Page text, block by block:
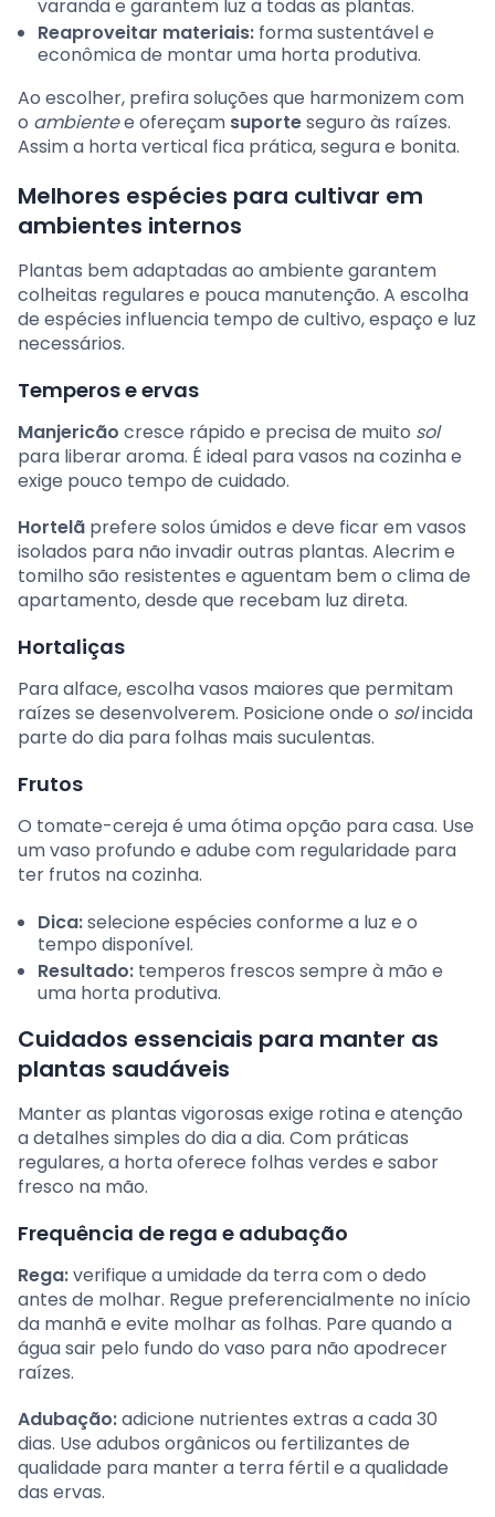
varanda e garantem luz a todas as plantas.
Reaproveitar materiais: forma sustentável e
econômica de montar uma horta produtiva.
Ao escolher, prefira soluções que harmonizem com
o ambientee ofereçam suporteseguro às raízes.
Assim a horta vertical fica prática, segura e bonita.
Melhores espécies para cultivar em
ambientes internos
Plantas bem adaptadas ao ambiente garantem
colheitas regulares e pouca manutenção. A escolha
de espécies influencia tempo de cultivo, espaço e luz
necessários.
Temperos e ervas
Manjericão cresce rápido e precisa de muito sol
para liberar aroma. É ideal para vasos na cozinha e
exige pouco tempo de cuidado.
Hortelã prefere solos úmidos e deve ficar em vasos
isolados para não invadir outras plantas. Alecrim e
tomilho são resistentes e aguentam bem o clima de
apartamento, desde que recebam luz direta.
Hortaliças
Para alface, escolha vasos maiores que permitam
raízes se desenvolverem. Posicione onde o solincida
parte do dia para folhas mais suculentas.
Frutos
O tomate-cereja é uma ótima opção para casa. Use
um vaso profundo e adube com regularidade para
ter frutos na cozinha.
Dica:selecione espécies conforme a luz e o
tempo disponível.
Resultado: temperos frescos sempre à mão e
uma horta produtiva.
Cuidados essenciais para manter as
plantas saudáveis
Manter as plantas vigorosas exige rotina e atenção
a detalhes simples do dia a dia. Com práticas
regulares, a horta oferece folhas verdes e sabor
fresco na mão.
Frequência de rega e adubação
Rega:verifique a umidade da terra com o dedo
antes de molhar. Regue preferencialmente no início
da manhã e evite molhar as folhas. Pare quando a
água sair pelo fundo do vaso para não apodrecer
raízes.
Adubação:adicione nutrientes extras a cada 30
dias. Use adubos orgânicos ou fertilizantes de
qualidade para manter a terra fértil e a qualidade
das ervas.